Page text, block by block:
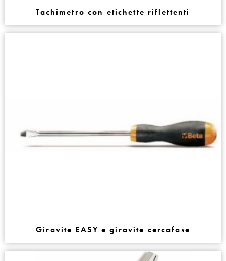
Tachimetro con etichette riflettenti
Giravite EASY e giravite cercafase